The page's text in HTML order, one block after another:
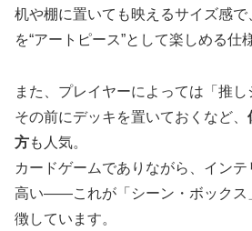
机や棚に置いても映えるサイズ感
を“アートピース”として楽しめる仕
また、プレイヤーによっては「推し
その前にデッキを置いておくなど、
方も人気。
カードゲームでありながら、イン
高い――これが「シーン・ボックス
徴しています。